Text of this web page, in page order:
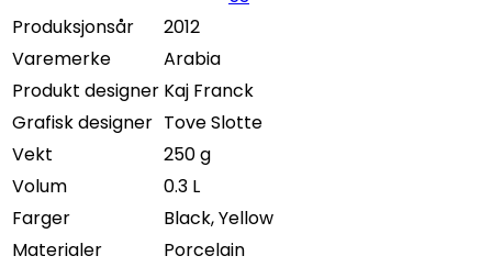
Produksjonsår
2012
Varemerke
Arabia
Produkt designer Kaj Franck
Grafisk designer Tove Slotte
Vekt
250 g
Volum
0.3 L
Farger
Black, Yellow
Materialer
Porcelain